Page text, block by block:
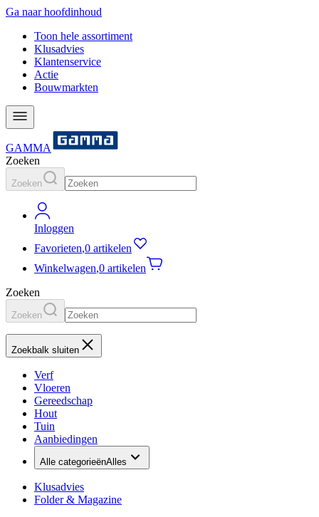
Ga naar hoofdinhoud
Toon hele assortiment
Klusadvies
Klantenservice
Actie
Bouwmarkten
GAMMA
Zoeken
Zoeken
Inloggen
Favorieten,0 artikelen
Winkelwagen,0 artikelen
Zoeken
Zoeken
Zoekbalk sluiten
Verf
Vloeren
Gereedschap
Hout
Tuin
Aanbiedingen
Alle categorieënAlles
Klusadvies
Folder & Magazine